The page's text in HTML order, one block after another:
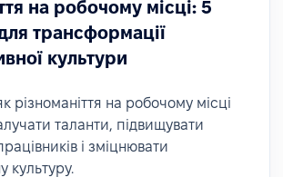
на робочому місці: 5
трансформації
культури
різноманіття на робочому місці
таланти, підвищувати
і зміцнювати
культуру.